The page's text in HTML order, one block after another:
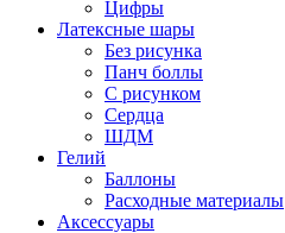
Цифры
Латексные шары
Без рисунка
Панч боллы
С рисунком
Сердца
ШДМ
Гелий
Баллоны
Расходные материалы
Аксессуары